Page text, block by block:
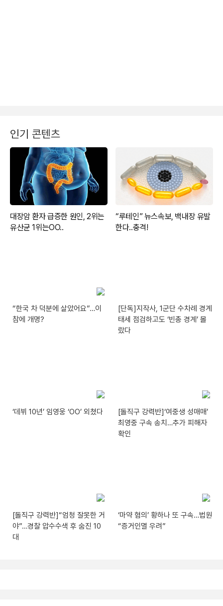
인기 콘텐츠
“한국 차 덕분에 살았어요”…이
참에 개명?
[단독]지작사, 1군단 수차례 경계
태세 점검하고도 ‘빈총 경계’ 몰
랐다
‘데뷔 10년’ 임영웅 ‘OO’ 외쳤다
[돌직구 강력반]‘여중생 성매매’
최영중 구속 송치…추가 피해자
확인
[돌직구 강력반]“엄청 잘못한 거
야”…경찰 압수수색 후 숨진 10
대
‘마약 혐의’ 황하나 또 구속…법원
“증거인멸 우려”